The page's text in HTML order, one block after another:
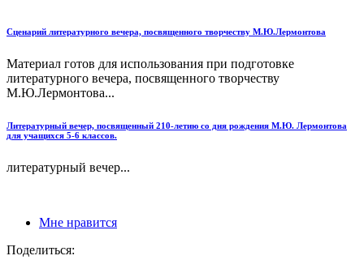
Сценарий литературного вечера, посвященного творчеству М.Ю.Лермонтова
Материал готов для использования при подготовке
литературного вечера, посвященного творчеству
М.Ю.Лермонтова...
Литературный вечер, посвященный 210-летию со дня рождения М.Ю. Лермонтова
для учащихся 5-6 классов.
литературный вечер...
Мне нравится
Поделиться: